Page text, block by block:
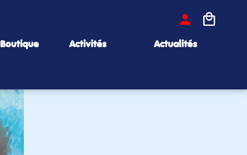
Boutique Activités Actualités